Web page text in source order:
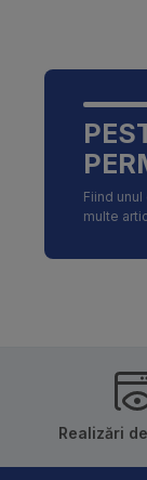
Fiind
multe
Realizări